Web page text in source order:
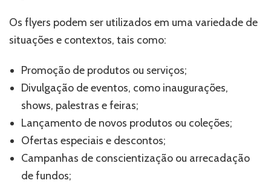
Os flyers podem ser utilizados em uma variedade de
situações e contextos, tais como:
Promoção de produtos ou serviços;
Divulgação de eventos, como inaugurações,
shows, palestras e feiras;
Lançamento de novos produtos ou coleções;
Ofertas especiais e descontos;
Campanhas de conscientização ou arrecadação
de fundos;